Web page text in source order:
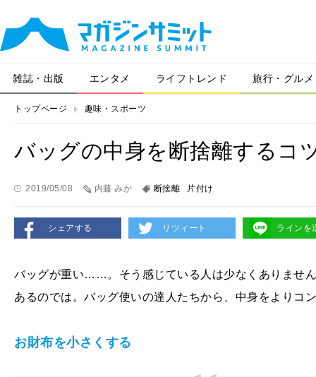
雑誌・出版 エンタメ ライフトレンド 旅行・グルメ
トップページ 趣味・スポーツ
バッグの中身を断捨離するコ
2019/05/08 内藤 みか 断捨離 片付け
シェアする リツィート ラインを
バッグが重い……。そう感じている人は少なくありませ
あるのでは。バッグ使いの達人たちから、中身をよりコ
お財布を小さくする